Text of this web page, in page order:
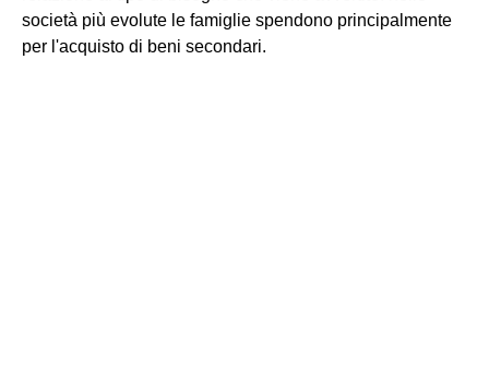
società più evolute le famiglie spendono principalmente
per l'acquisto di beni secondari.